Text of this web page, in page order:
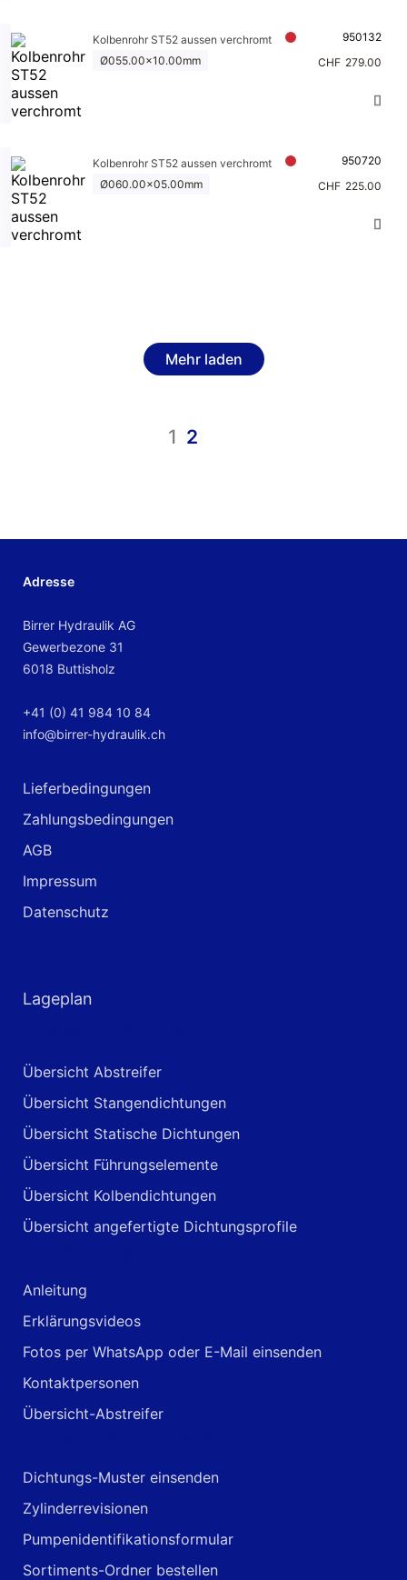
Kolbenrohr ST52 aussen verchromt
950132
Ø055.00x10.00mm
CHF 279.00
Kolbenrohr ST52 aussen verchromt
950720
Ø060.00x05.00mm
CHF 225.00
Mehr laden
1 2
Adresse
Birrer Hydraulik AG
Gewerbezone 31
6018 Buttisholz
+41 (0) 41 984 10 84
info@birrer-hydraulik.ch
Lieferbedingungen
Zahlungsbedingungen
AGB
Impressum
Datenschutz
Lageplan
Übersicht Abstreifer
Übersicht Stangendichtungen
Übersicht Statische Dichtungen
Übersicht Führungselemente
Übersicht Kolbendichtungen
Übersicht angefertigte Dichtungsprofile
Anleitung
Erklärungsvideos
Fotos per WhatsApp oder E-Mail einsenden
Kontaktpersonen
Übersicht-Abstreifer
Dichtungs-Muster einsenden
Zylinderrevisionen
Pumpenidentifikationsformular
Sortiments-Ordner bestellen